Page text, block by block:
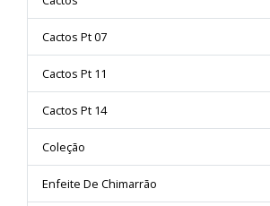
Cactos Pt 07
Cactos Pt 11
Cactos Pt 14
Coleção
Enfeite De Chimarrão